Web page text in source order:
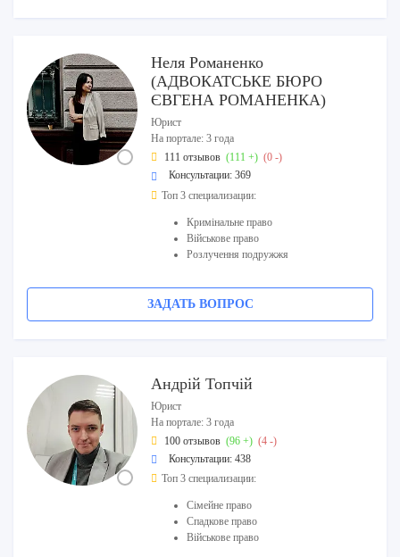
Неля Романенко
(АДВОКАТСЬКЕ БЮРО
ЄВГЕНА РОМАНЕНКА)
Юрист
На портале: 3 года
111 отзывов (111 +) (0 -)
Консультации: 369
Топ 3 специализации:
Кримінальне право
Військове право
Розлучення подружжя
ЗАДАТЬ ВОПРОС
Андрій Топчій
Юрист
На портале: 3 года
100 отзывов (96 +) (4 -)
Консультации: 438
Топ 3 специализации:
Сімейне право
Спадкове право
Військове право